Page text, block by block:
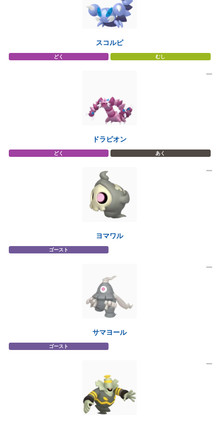
スコルピ
どく むし
ドラピオン
どく あく
ヨマワル
ゴースト
サマヨール
ゴースト